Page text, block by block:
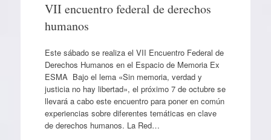
VII encuentro federal de derechos
humanos
Este sábado se realiza el VII Encuentro Federal de
Derechos Humanos en el Espacio de Memoria Ex
ESMA Bajo el lema «Sin memoria, verdad y
justicia no hay libertad», el próximo 7 de octubre se
llevará a cabo este encuentro para poner en común
experiencias sobre diferentes temáticas en clave
de derechos humanos. La Red…